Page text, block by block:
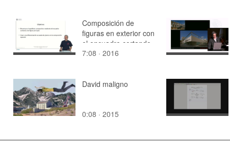
Composición de
figuras en exterior con
el encuadre cortando
la figura humana.
7:08 · 2016
David maligno
0:08 · 2015